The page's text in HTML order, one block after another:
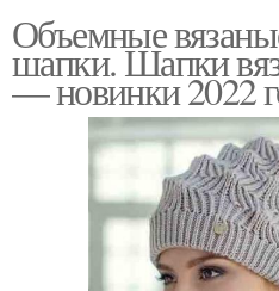
Объемные
шапки. Шапки
— новинки 2022